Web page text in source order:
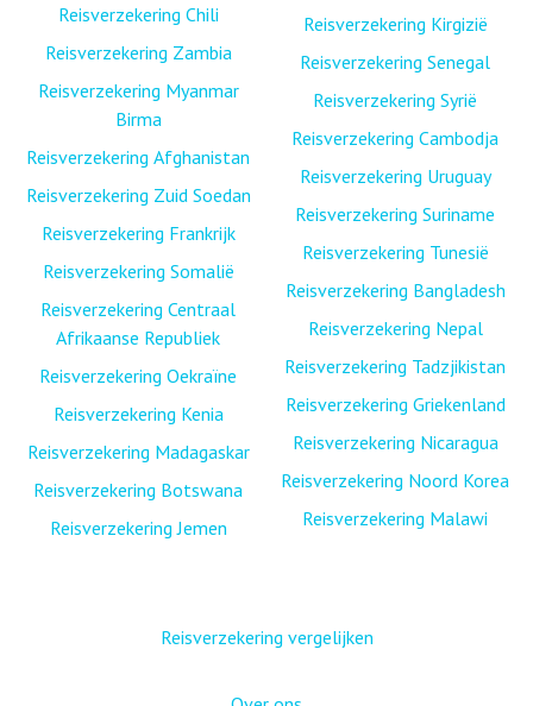
Reisverzekering Chili
Reisverzekering Zambia
Reisverzekering Myanmar
Birma
Reisverzekering Afghanistan
Reisverzekering Zuid Soedan
Reisverzekering Frankrijk
Reisverzekering Somalië
Reisverzekering Centraal
Afrikaanse Republiek
Reisverzekering Oekraïne
Reisverzekering Kenia
Reisverzekering Madagaskar
Reisverzekering Botswana
Reisverzekering Jemen
Reisverzekering Kirgizië
Reisverzekering Senegal
Reisverzekering Syrië
Reisverzekering Cambodja
Reisverzekering Uruguay
Reisverzekering Suriname
Reisverzekering Tunesië
Reisverzekering Bangladesh
Reisverzekering Nepal
Reisverzekering Tadzjikistan
Reisverzekering Griekenland
Reisverzekering Nicaragua
Reisverzekering Noord Korea
Reisverzekering Malawi
Reisverzekering vergelijken